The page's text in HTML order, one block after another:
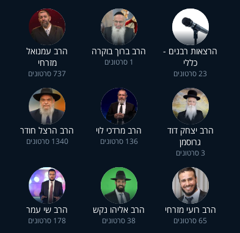
הרצאות רבנים -
כללי
23 סרטונים
הרב ברוך בוקרה
1 סרטונים
הרב עמנואל
מזרחי
737 סרטונים
הרב יצחק דוד
גרוסמן
3 סרטונים
הרב מרדכי לוי
136 סרטונים
הרב הרצל חודר
1340 סרטונים
הרב רועי מזרחי
65 סרטונים
הרב אליהו נקש
38 סרטונים
הרב שי עמר
178 סרטונים